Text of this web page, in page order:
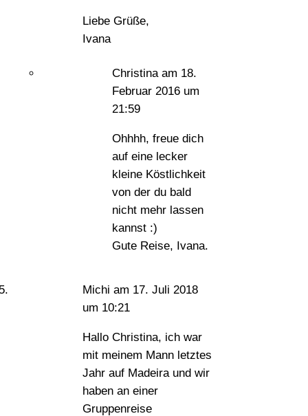
Liebe Grüße,
Ivana
Christina am 18.
Februar 2016 um
21:59
Ohhhh, freue dich
auf eine lecker
kleine Köstlichkeit
von der du bald
nicht mehr lassen
kannst :)
Gute Reise, Ivana.
Michi am 17. Juli 2018
um 10:21
Hallo Christina, ich war
mit meinem Mann letztes
Jahr auf Madeira und wir
haben an einer
Gruppenreise